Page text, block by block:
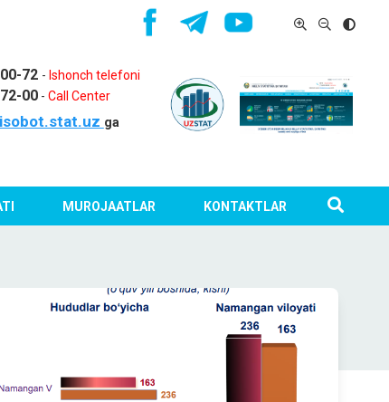
72 - Ishonch telefoni
00- Call Center
ga
MUROJAATLAR KONTAKTLAR